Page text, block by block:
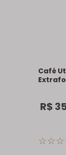
Café
R$
☆☆☆